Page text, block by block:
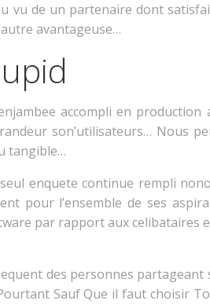
vu de un partenaire dont
avantageuse…
accompli en
son’utilisateurs… Nous
tangible…
enquete continue rempli
pour l’ensemble de ses
par rapport aux
des personnes partageant
Sauf Que il faut choisir